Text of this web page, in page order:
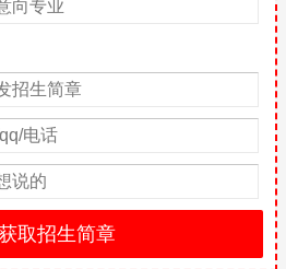
重庆
重庆 40
学校 重庆
重庆
重庆 40
重庆
40
学院 重庆
40